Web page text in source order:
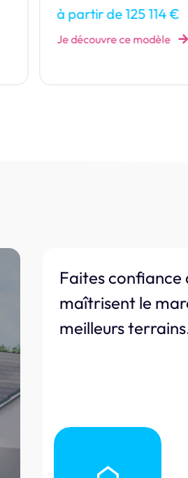
à partir de 125 114 €
Je découvre ce modèle
Faites confiance
maîtrisent le
meilleurs